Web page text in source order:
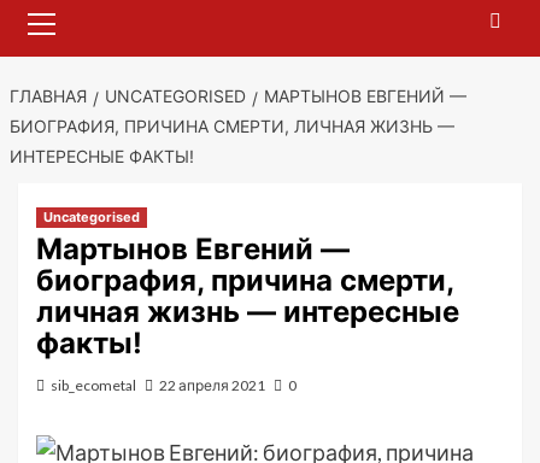
меню
ГЛАВНАЯ UNCATEGORISED
МАРТЫНОВ ЕВГЕНИЙ —
БИОГРАФИЯ, ПРИЧИНА СМЕРТИ, ЛИЧНАЯ ЖИЗНЬ —
ИНТЕРЕСНЫЕ ФАКТЫ!
Uncategorised
Мартынов Евгений —
биография, причина смерти,
личная жизнь — интересные
факты!
sib_ecometal 22 апреля 2021 0